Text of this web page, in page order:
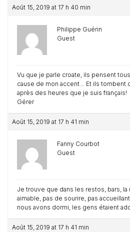
Août 15, 2019 at 17 h 40 min
Philippe Guérin
Guest
Vu que je parle croate, ils pensent
cause de mon accent… Et ils tombent
après des heures que je suis français!
Gérer
Août 15, 2019 at 17 h 41 min
Fanny Courbot
Guest
Je trouve que dans les restos, bars, la
aimable, pas de sourire, pas
nous avons dormi, les gens étaient
Août 15, 2019 at 17 h 41 min